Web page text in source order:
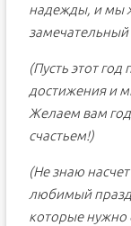
надежды, и мы
замечательный
(Пусть этот
достижения и
Желаем вам
счастьем!)
(Не знаю
любимый
которые нужно